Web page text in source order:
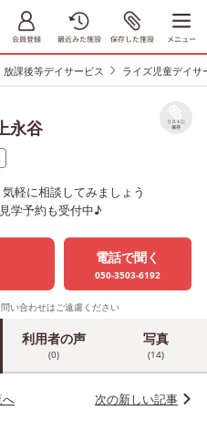
放課後等デイサービス ライズ児童デイサ
永谷 リストに
保存
軽に相談してみましょう
学予約も受付中♪
電話で聞く
050-3503-6192
い合わせはご遠慮ください
利用者の声
(0)
写真
(14)
へ 次の新しい記事